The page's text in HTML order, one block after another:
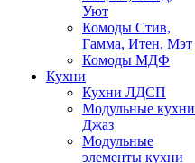
Уют
Комоды Стив,
Гамма, Итен, Мэт
Комоды МДФ
Кухни
Кухни ЛДСП
Модульные кухни
Джаз
Модульные
элементы кухни